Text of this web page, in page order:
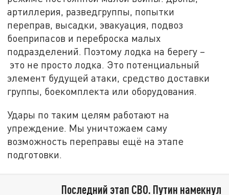
артиллерия, разведгруппы, попытки
переправ, высадки, эвакуация, подвоз
боеприпасов и переброска малых
подразделений. Поэтому лодка на берегу –
это не просто лодка. Это потенциальный
элемент будущей атаки, средство доставки
группы, боекомплекта или оборудования.
Удары по таким целям работают на
упреждение. Мы уничтожаем саму
возможность переправы ещё на этапе
подготовки.
Последний этап СВО. Путин намекнул